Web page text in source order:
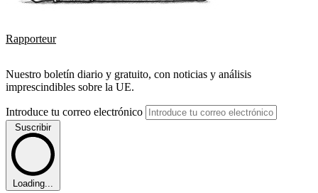
Rapporteur
Nuestro boletín diario y gratuito, con noticias y análisis
imprescindibles sobre la UE.
Introduce tu correo electrónico
Suscribir
Loading...